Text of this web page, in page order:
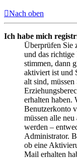
Nach oben
Ich habe mich
Überprüfen Sie
und das richtige
stimmen, dann
aktiviert ist und
alt sind,
erhalten haben.
Benutzerkonto
müssen alle
werden –
Administrator.
ob eine
Mail erhalten